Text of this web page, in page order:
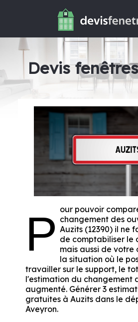
Devis
P our pouvoir
changement des
Auzits (12390) il ne
de comptabiliser le
mais aussi de votre
la situation où le
travailler sur le support, le
l'estimation du changement
augmenté. Générer 3
gratuites à Auzits dans le
Aveyron.